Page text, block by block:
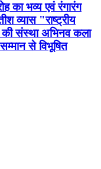
का भव्य एवं रंगारंग
व्यास "राष्ट्रीय
संस्था अभिनव कला
सम्मान से विभूषित